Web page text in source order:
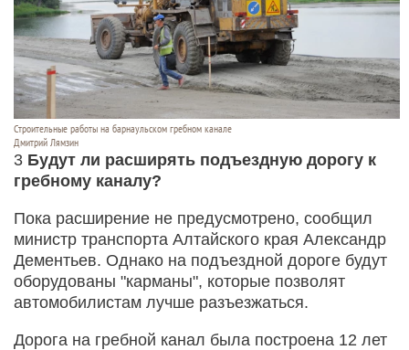
Строительные работы на барнаульском гребном канале
Дмитрий Лямзин
3 Будут ли расширять подъездную дорогу к
гребному каналу?
Пока расширение не предусмотрено, сообщил
министр транспорта Алтайского края Александр
Дементьев. Однако на подъездной дороге будут
оборудованы "карманы", которые позволят
автомобилистам лучше разъезжаться.
Дорога на гребной канал была построена 12 лет